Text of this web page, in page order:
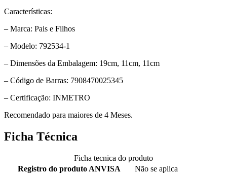
Características:
– Marca: Pais e Filhos
– Modelo: 792534-1
– Dimensões da Embalagem: 19cm, 11cm, 11cm
– Código de Barras: 7908470025345
– Certificação: INMETRO
Recomendado para maiores de 4 Meses.
Ficha Técnica
Ficha tecnica do produto
Registro do produto ANVISA
Não se aplica